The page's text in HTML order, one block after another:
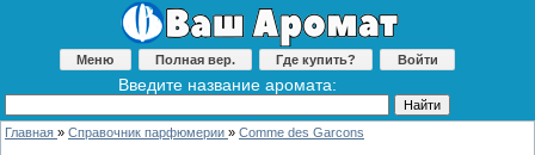
Меню Полная вер. Где купить? Войти
Введите название аромата:
Главная » Справочник парфюмерии » Comme des Garcons